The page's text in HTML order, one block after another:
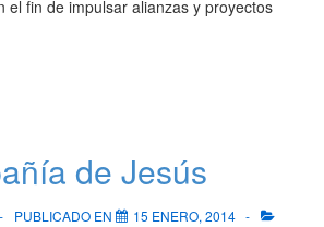
el fin de impulsar alianzas y proyectos
de Jesús
PUBLICADO EN
15 ENERO, 2014